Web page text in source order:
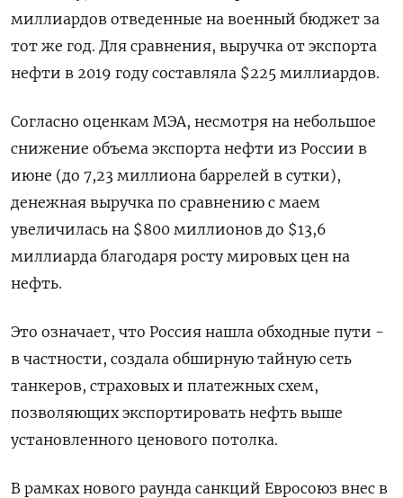
миллиардов отведенные на военный бюджет за
тот же год. Для сравнения, выручка от экспорта
нефти в 2019 году составляла $225 миллиардов.
Согласно оценкам МЭА, несмотря на небольшое
снижение объема экспорта нефти из России в
июне (до 7,23 миллиона баррелей в сутки),
денежная выручка по сравнению с маем
увеличилась на $800 миллионов до $13,6
миллиарда благодаря росту мировых цен на
нефть.
Это означает, что Россия нашла обходные пути -
в частности, создала обширную тайную сеть
танкеров, страховых и платежных схем,
позволяющих экспортировать нефть выше
установленного ценового потолка.
В рамках нового раунда санкций Евросоюз внес в